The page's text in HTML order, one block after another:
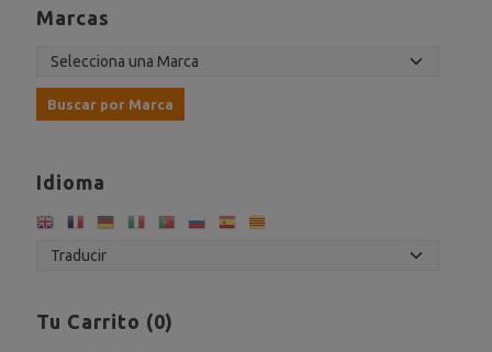
Marcas
Idioma
Tu Carrito (0)